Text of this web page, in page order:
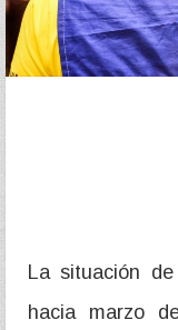
La situación
hacia marzo